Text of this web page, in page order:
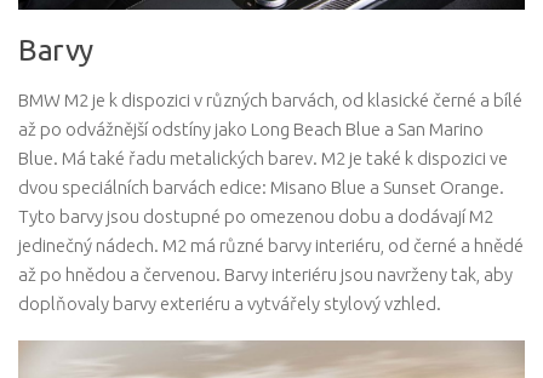
Barvy
BMW M2 je k dispozici v různých barvách, od klasické černé a bílé
až po odvážnější odstíny jako Long Beach Blue a San Marino
Blue. Má také řadu metalických barev. M2 je také k dispozici ve
dvou speciálních barvách edice: Misano Blue a Sunset Orange.
Tyto barvy jsou dostupné po omezenou dobu a dodávají M2
jedinečný nádech. M2 má různé barvy interiéru, od černé a hnědé
až po hnědou a červenou. Barvy interiéru jsou navrženy tak, aby
doplňovaly barvy exteriéru a vytvářely stylový vzhled.